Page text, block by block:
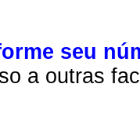
seu
a outras